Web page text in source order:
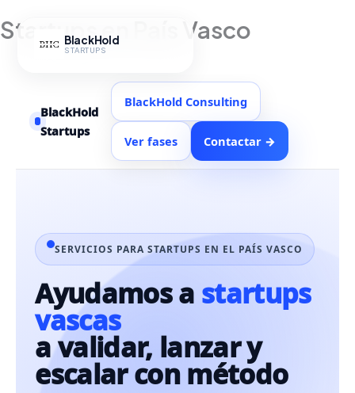
al
contenido BlackHold
STARTUPS
Startups en País Vasco
BlackHold
Startups
BlackHold Consulting
Ver fases Contactar →
SERVICIOS PARA STARTUPS EN EL PAÍS VASCO
Ayudamos a startups
vascas
a validar, lanzar y
escalar con método